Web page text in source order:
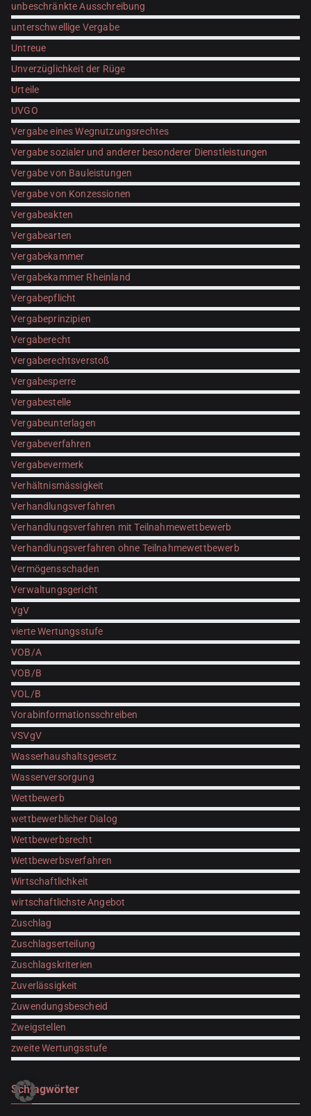
unbeschränkte Ausschreibung
unterschwellige Vergabe
Untreue
Unverzüglichkeit der Rüge
Urteile
UVGO
Vergabe eines Wegnutzungsrechtes
Vergabe sozialer und anderer besonderer Dienstleistungen
Vergabe von Bauleistungen
Vergabe von Konzessionen
Vergabeakten
Vergabearten
Vergabekammer
Vergabekammer Rheinland
Vergabepflicht
Vergabeprinzipien
Vergaberecht
Vergaberechtsverstoß
Vergabesperre
Vergabestelle
Vergabeunterlagen
Vergabeverfahren
Vergabevermerk
Verhältnismässigkeit
Verhandlungsverfahren
Verhandlungsverfahren mit Teilnahmewettbewerb
Verhandlungsverfahren ohne Teilnahmewettbewerb
Vermögensschaden
Verwaltungsgericht
VgV
vierte Wertungsstufe
VOB/A
VOB/B
VOL/B
Vorabinformationsschreiben
VSVgV
Wasserhaushaltsgesetz
Wasserversorgung
Wettbewerb
wettbewerblicher Dialog
Wettbewerbsrecht
Wettbewerbsverfahren
Wirtschaftlichkeit
wirtschaftlichste Angebot
Zuschlag
Zuschlagserteilung
Zuschlagskriterien
Zuverlässigkeit
Zuwendungsbescheid
Zweigstellen
zweite Wertungsstufe
Schlagwörter